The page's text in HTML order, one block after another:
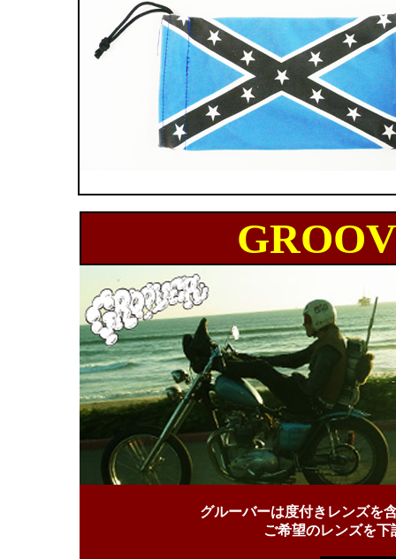
グルーバーは度付きレンズを
ご希望のレンズを